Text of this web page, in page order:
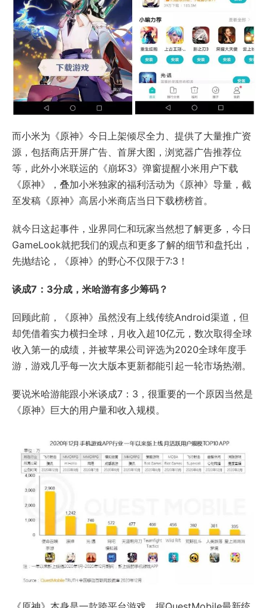
而小米为《原神》今日上架倾尽全力、提供了大量推广资
源，包括商店开屏广告、首屏大图，浏览器广告推荐位
等，此外小米联运的《崩坏3》弹窗提醒小米用户下载
《原神》，叠加小米独家的福利活动为《原神》导量，截
至发稿《原神》高居小米商店当日下载榜榜首。
就今日这起事件，业界同仁和玩家当然想了解更多，今日
GameLook就把我们的观点和更多了解的细节和盘托出，
先抛结论，《原神》的野心不仅限于7:3！
谈成7：3分成，米哈游有多少筹码？
回顾此前，《原神》虽然没有上线传统Android渠道，但
却凭借着实力横扫全球，月收入超10亿元，数次取得全球
收入第一的成绩，并被苹果公司评选为2020全球年度手
游，游戏几乎每一次大版本更新都能引起一轮市场热潮。
要说米哈游能跟小米谈成7：3，很重要的一个原因当然是
《原神》巨大的用户量和收入规模。